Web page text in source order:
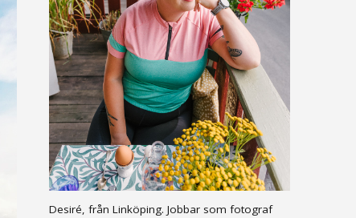
Desiré, från Linköping. Jobbar som fotograf